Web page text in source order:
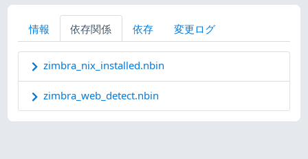
情報 依存関係 依存 変更ログ
zimbra_nix_installed.nbin
zimbra_web_detect.nbin